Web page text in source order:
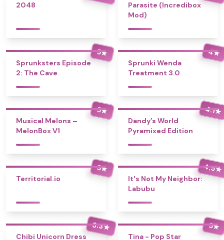
2048
Parasite (Incredibox
Mod)
5★
Sprunksters Episode
2: The Cave
4★
Sprunki Wenda
Treatment 3.0
5★
Musical Melons –
MelonBox V1
4.1★
Dandy’s World
Pyramixed Edition
5★
Territorial.io
4.5★
It's Not My Neighbor:
Labubu
3.3★
Chibi Unicorn Dress
5★
Tina - Pop Star